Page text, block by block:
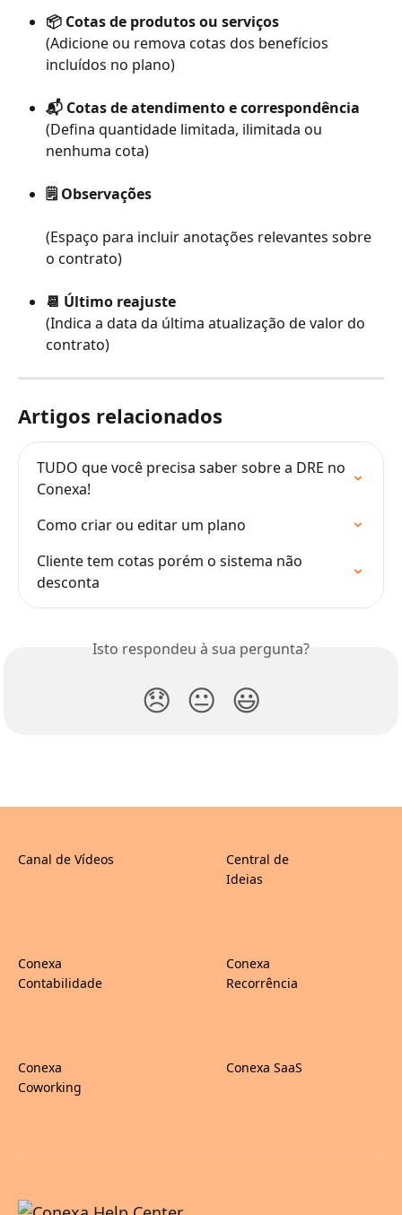
📦 Cotas de produtos ou serviços
(Adicione ou remova cotas dos benefícios
incluídos no plano)
📬 Cotas de atendimento e correspondência
(Defina quantidade limitada, ilimitada ou
nenhuma cota)
🗒️ Observações
(Espaço para incluir anotações relevantes sobre
o contrato)
📆 Último reajuste
(Indica a data da última atualização de valor do
contrato)
Artigos relacionados
TUDO que você precisa saber sobre a DRE no
Conexa!
Como criar ou editar um plano
Cliente tem cotas porém o sistema não
desconta
Isto respondeu à sua pergunta?
😞 😐 😃
Canal de Vídeos
Central de
Ideias
Conexa
Contabilidade
Conexa
Recorrência
Conexa
Coworking
Conexa SaaS